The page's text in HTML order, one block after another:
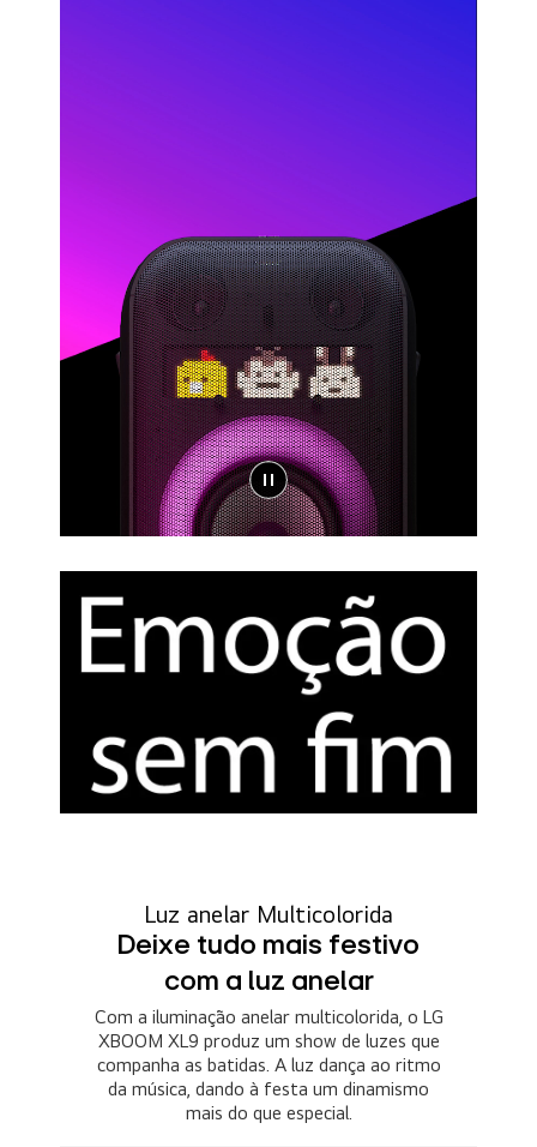
Luz anelar Multicolorida
Deixe tudo mais festivo
com a luz anelar
Com a iluminação anelar multicolorida, o LG
XBOOM XL9 produz um show de luzes que
companha as batidas. A luz dança ao ritmo
da música, dando à festa um dinamismo
mais do que especial.